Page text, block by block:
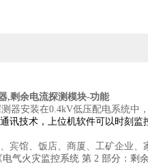
,剩余电流探测模块​-功能
器安装在0.4kV低压配电系统中
讯技术，上位机软件可以时刻
宾馆、饭店、商厦、工矿企业
电气火灾监控系统 第 2 部分：